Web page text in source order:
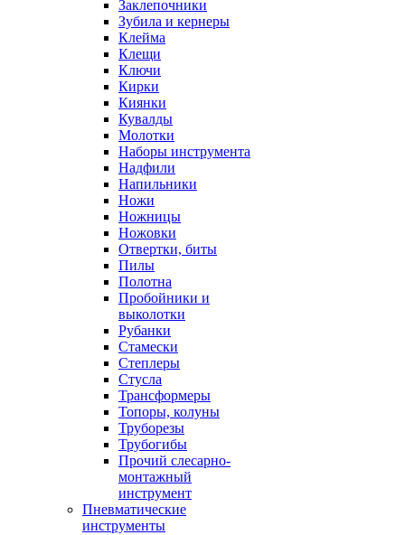
Заклепочники
Зубила и кернеры
Клейма
Клещи
Ключи
Кирки
Киянки
Кувалды
Молотки
Наборы инструмента
Надфили
Напильники
Ножи
Ножницы
Ножовки
Отвертки, биты
Пилы
Полотна
Пробойники и
выколотки
Рубанки
Стамески
Степлеры
Стусла
Трансформеры
Топоры, колуны
Труборезы
Трубогибы
Прочий слесарно-
монтажный
инструмент
Пневматические
инструменты